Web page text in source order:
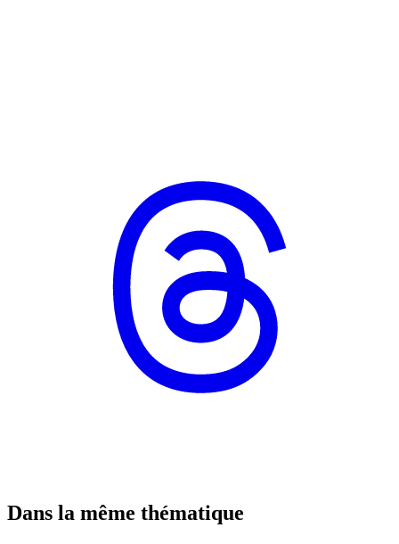
Dans la même thématique